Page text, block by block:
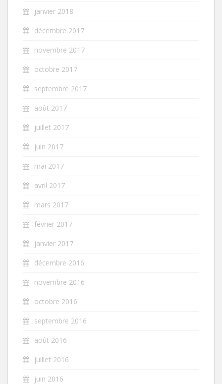
janvier 2018
décembre 2017
novembre 2017
octobre 2017
septembre 2017
août 2017
juillet 2017
juin 2017
mai 2017
avril 2017
mars 2017
février 2017
janvier 2017
décembre 2016
novembre 2016
octobre 2016
septembre 2016
août 2016
juillet 2016
juin 2016